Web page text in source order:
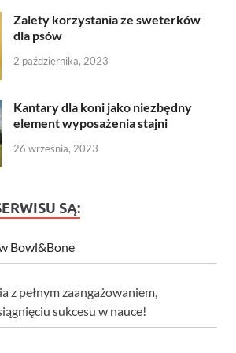
Zalety korzystania ze sweterków
dla psów
2 października, 2023
Kantary dla koni jako niezbędny
element wyposażenia stajni
26 września, 2023
SĄ:
Bowl&Bone
z pełnym zaangażowaniem,
sukcesu w nauce!